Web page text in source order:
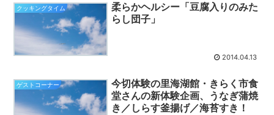
クッキングタイム
柔らかヘルシー「豆腐入りのみた
らし団子」
2014.04.13
ゲストコーナー
今切体験の里海湖館・きらく市食
堂さんの新体験企画、うなぎ蒲焼
き／しらす釜揚げ／海苔すき！